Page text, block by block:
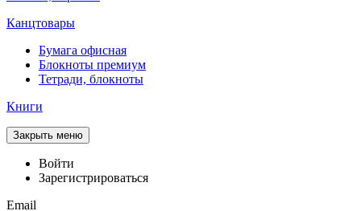
Канцтовары
Бумага офисная
Блокноты премиум
Тетради, блокноты
Книги
Закрыть меню
Войти
Зарегистрироваться
Email